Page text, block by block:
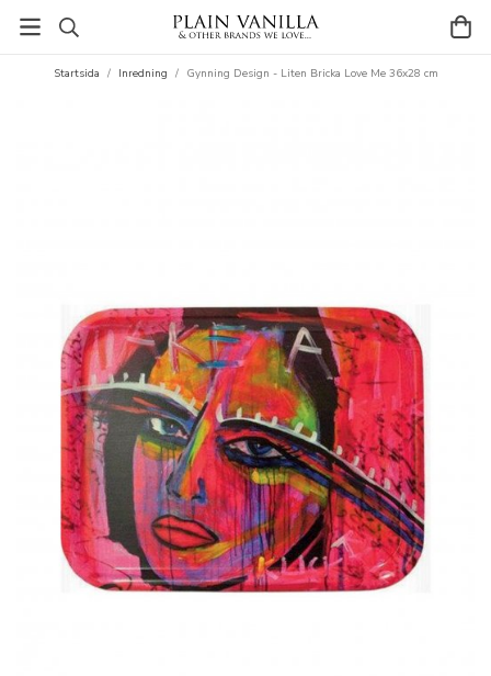
Startsida / Inredning / Gynning Design - Liten Bricka Love Me 36x28 cm